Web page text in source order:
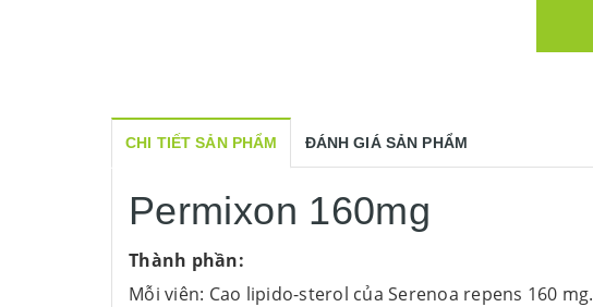
CHI TIẾT SẢN PHẨM ĐÁNH GIÁ SẢN PHẨM
Permixon 160mg
Thành phần:
Mỗi viên: Cao lipido-sterol của Serenoa repens 160 mg.